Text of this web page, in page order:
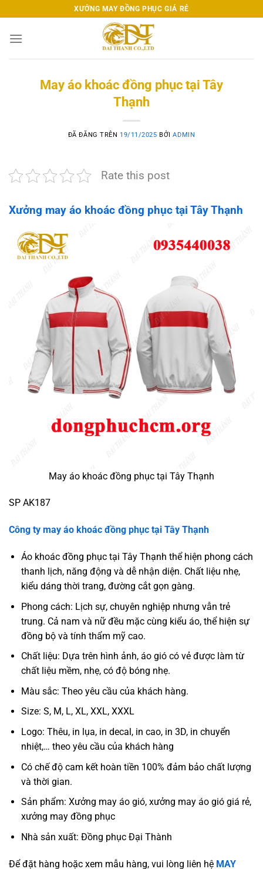
đến
nội
XƯỞNG MAY ĐỒNG PHỤC GIÁ RẺ
May áo khoác đồng phục tại Tây
Thạnh
ĐÃ ĐĂNG TRÊN 19/11/2025 BỞIADMIN
Rate this post
Xưởng may áo khoác đồng phục tại Tây Thạnh
May áo khoác đồng phục tại Tây Thạnh
SP AK187
Công ty may áo khoác đồng phục tại Tây Thạnh
Áo khoác đồng phục tại Tây Thạnh thể hiện phong cách
thanh lịch, năng động và dễ nhận diện. Chất liệu nhẹ,
kiểu dáng thời trang, đường cắt gọn gàng.
Phong cách: Lịch sự, chuyên nghiệp nhưng vẫn trẻ
trung. Cả nam và nữ đều mặc cùng kiểu áo, thể hiện sự
đồng bộ và tính thẩm mỹ cao.
Chất liệu: Dựa trên hình ảnh, áo gió có vẻ được làm từ
chất liệu mềm, nhẹ, có độ bóng nhẹ.
Màu sắc: Theo yêu cầu của khách hàng.
Size: S, M, L, XL, XXL, XXXL
Logo: Thêu, in lụa, in decal, in cao, in 3D, in chuyển
nhiệt,… theo yêu cầu của khách hàng
Có chế độ cam kết hoàn tiền 100% đảm bảo chất lượng
và thời gian.
Sản phẩm: Xưởng may áo gió, xưởng may áo gió giá rẻ,
xưởng may đồng phục
Nhà sản xuất: Đồng phục Đại Thành
Để đặt hàng hoặc xem mẫu hàng, vui lòng liên hệ MAY